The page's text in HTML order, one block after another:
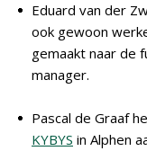
Eduard van der
ook gewoon
gemaakt naar de
manager.
Pascal de Graaf
KYBYS in Alphen